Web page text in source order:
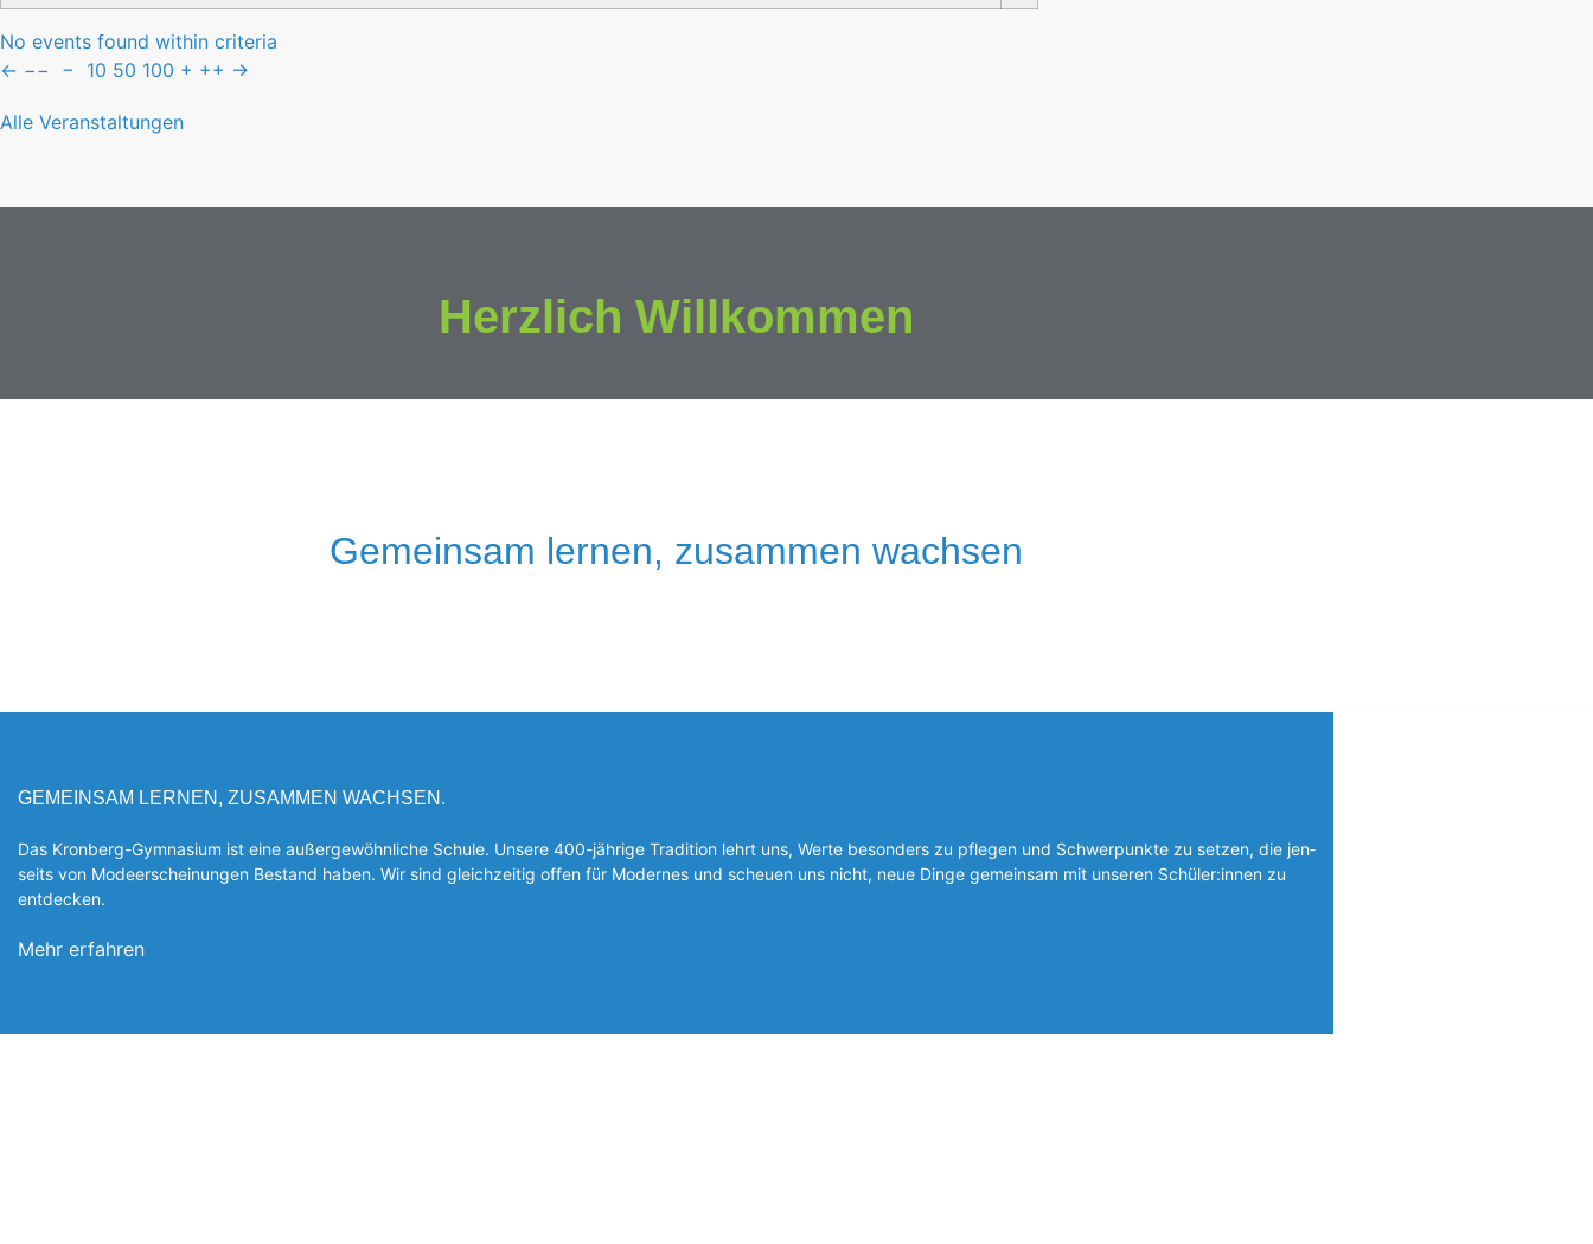
No events found within criteria
← −− − 10 50 100 + ++ →
Alle Veranstaltungen
Herzlich Willkommen
Gemeinsam lernen, zusammen wachsen
GEMEINSAM LERNEN, ZUSAMMEN WACHSEN.
Das Kronberg-Gymnasium ist eine außergewöhnliche Schule. Unsere 400-jährige Tradition lehrt uns, Werte besonders zu pflegen und Schwerpunkte zu setzen, die jen­
seits von Modeerscheinungen Be­stand haben. Wir sind gleichzeitig offen für Modernes und scheuen uns nicht, neue Dinge gemeinsam mit unseren Schüler:innen zu
entde­cken.
Mehr erfahren